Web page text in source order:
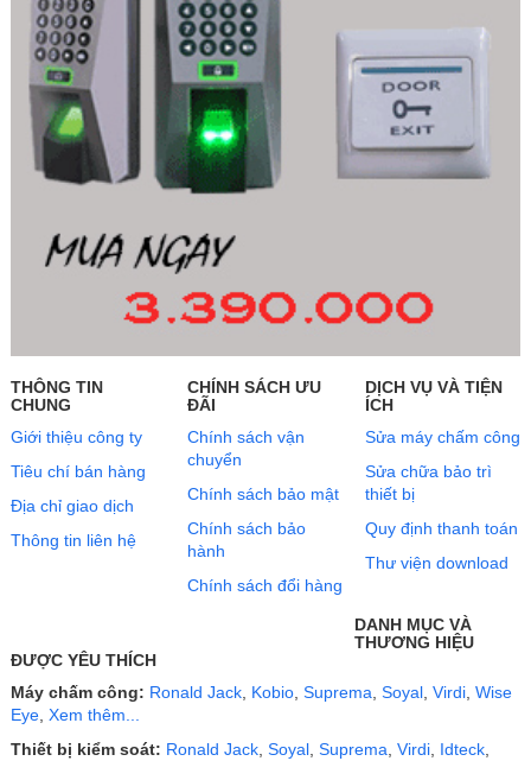
THÔNG TIN
CHUNG
Giới thiệu công ty
Tiêu chí bán hàng
Địa chỉ giao dịch
Thông tin liên hệ
CHÍNH SÁCH ƯU
ĐÃI
Chính sách vận
chuyển
Chính sách bảo mật
Chính sách bảo
hành
Chính sách đổi hàng
DỊCH VỤ VÀ TIỆN
ÍCH
Sửa máy chấm công
Sửa chữa bảo trì
thiết bị
Quy định thanh toán
Thư viện download
DANH MỤC VÀ
THƯƠNG HIỆU
ĐƯỢC YÊU THÍCH
Máy chấm công: Ronald Jack, Kobio, Suprema, Soyal, Virdi, Wise
Eye, Xem thêm...
Thiết bị kiểm soát: Ronald Jack, Soyal, Suprema, Virdi, Idteck,